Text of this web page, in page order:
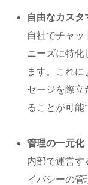
自由なカスタ
自社でチャ
ニーズに特化
ます。これ
セージを際立
ることが可能
管理の一元化
内部で運営す
イバシーの管